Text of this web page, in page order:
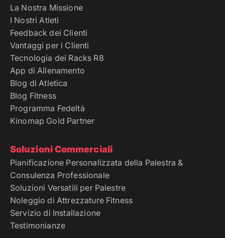
La Nostra Missione
I Nostri Atleti
Feedback dei Clienti
Vantaggi per i Clienti
Tecnologia dei Racks R8
App di Allenamento
Blog di Atletica
Blog Fitness
Programma Fedeltà
Kinomap Gold Partner
Soluzioni Commerciali
Pianificazione Personalizzata della Palestra &
Consulenza Professionale
Soluzioni Versatili per Palestre
Noleggio di Attrezzature Fitness
Servizio di Installazione
Testimonianze